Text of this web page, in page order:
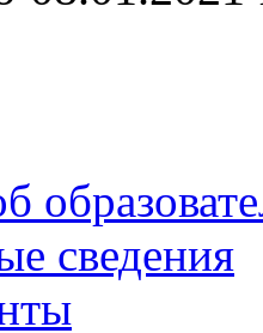
сведения